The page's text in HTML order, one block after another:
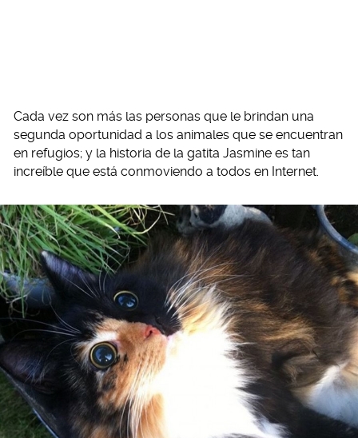
Cada vez son más las personas que le brindan una
segunda oportunidad a los animales que se encuentran
en refugios; y la historia de la gatita Jasmine es tan
increíble que está conmoviendo a todos en Internet.